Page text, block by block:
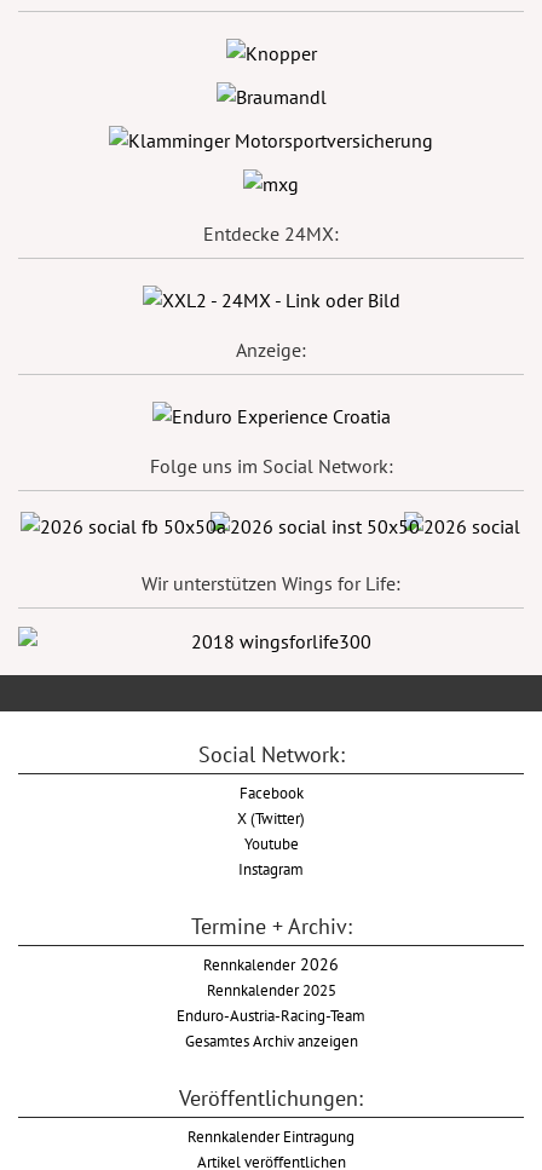
Entdecke 24MX:
Anzeige:
Folge uns im Social Network:
Wir unterstützen Wings for Life:
Social Network:
Facebook
X (Twitter)
Youtube
Instagram
Termine + Archiv:
Rennkalender2026
Rennkalender 2025
Enduro-Austria-Racing-Team
Gesamtes Archiv anzeigen
Veröffentlichungen:
Rennkalender Eintragung
Artikel veröffentlichen